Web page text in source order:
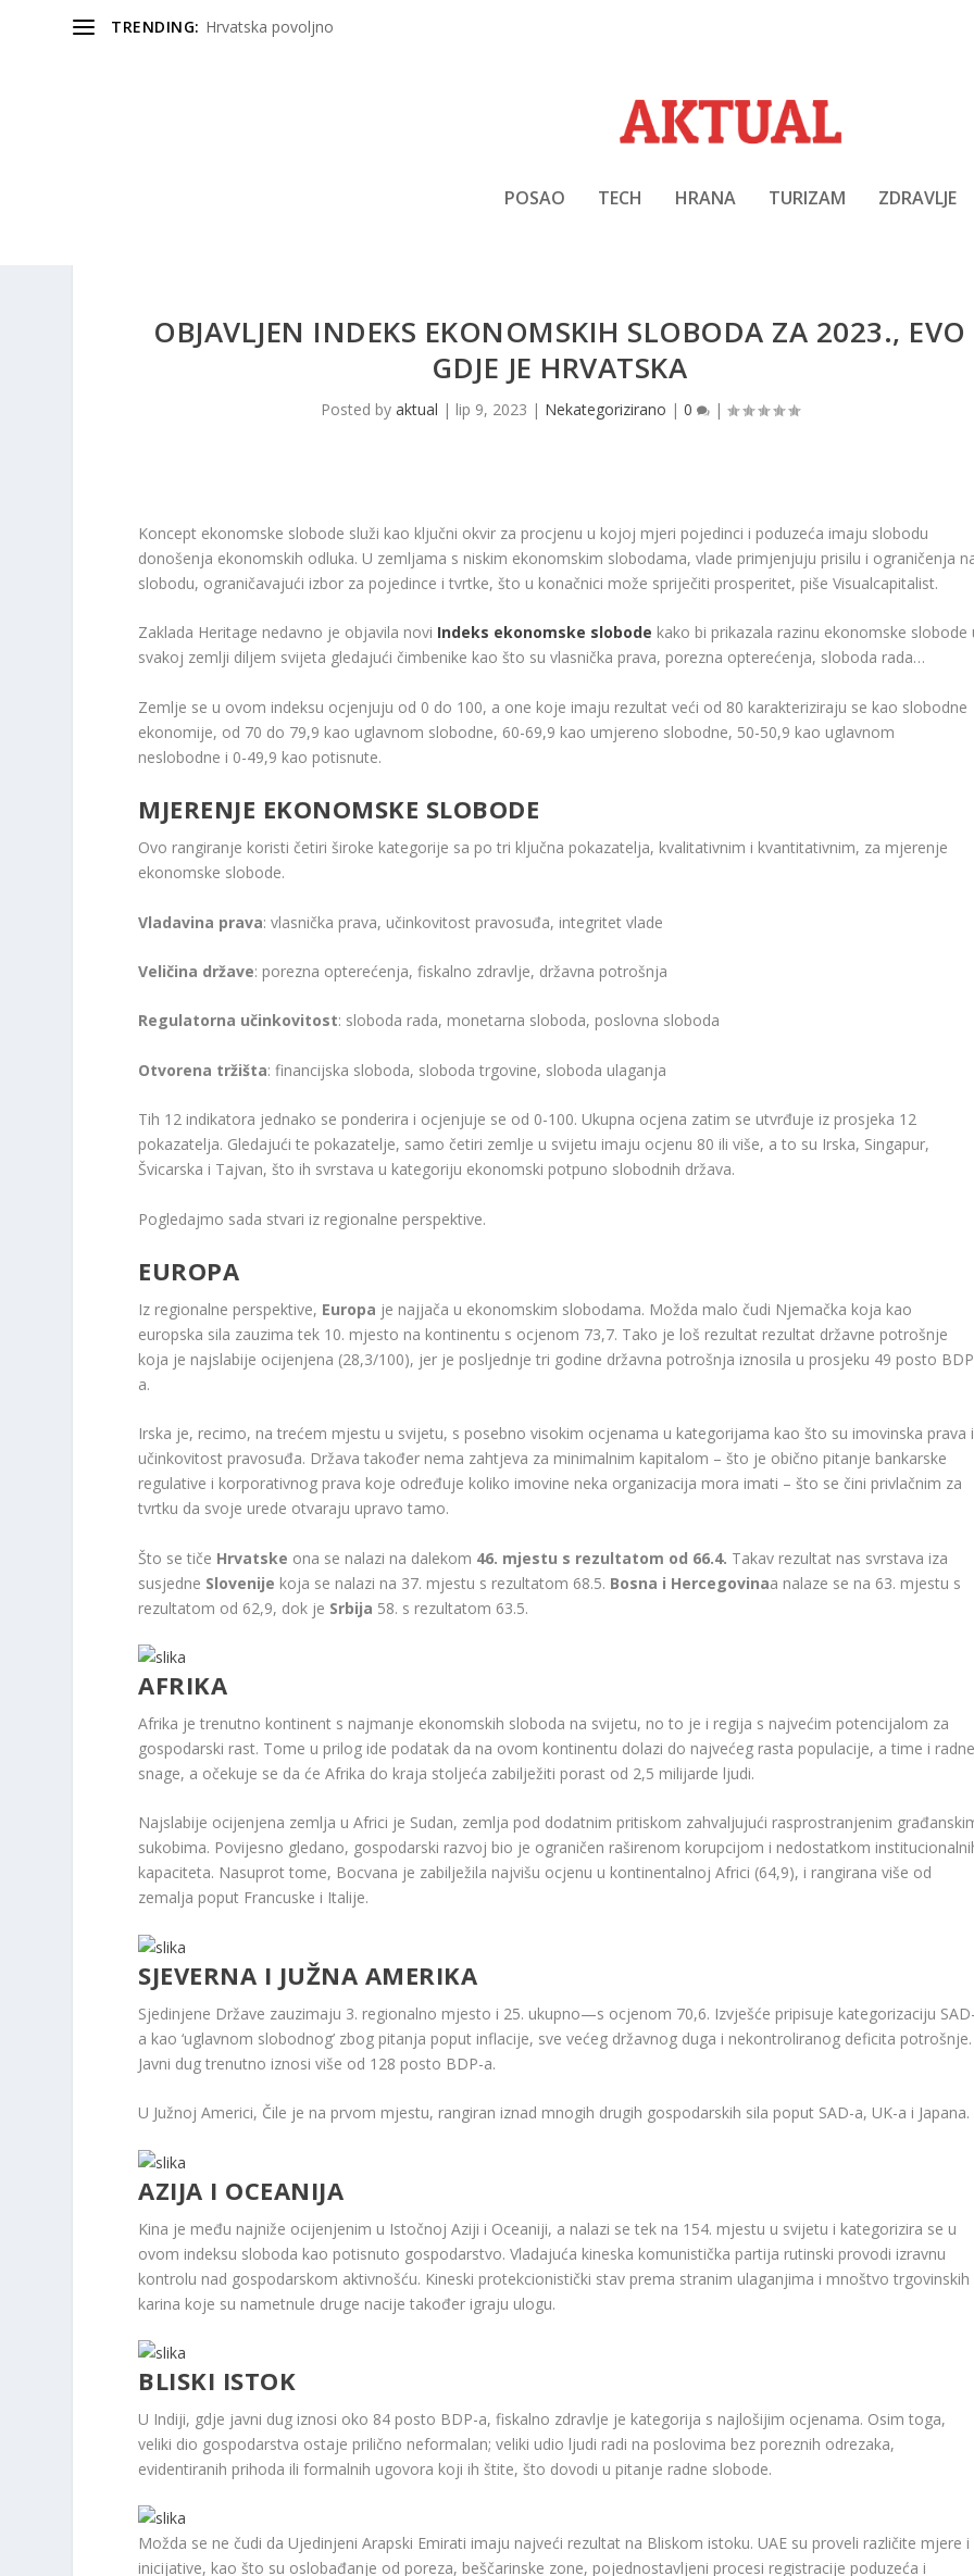
TRENDING: Hrvatska povoljno
POSAO TECH HRANA TURIZAM ZDRAVLJE
OBJAVLJEN INDEKS EKONOMSKIH SLOBODA ZA 2023., EVO
GDJE JE HRVATSKA
Posted by aktual | lip 9, 2023 | Nekategorizirano | 0 |
Koncept ekonomske slobode služi kao ključni okvir za procjenu u kojoj mjeri pojedinci i poduzeća imaju slobodu
donošenja ekonomskih odluka. U zemljama s niskim ekonomskim slobodama, vlade primjenjuju prisilu i ograničenja
slobodu, ograničavajući izbor za pojedince i tvrtke, što u konačnici može spriječiti prosperitet, piše Visualcapitalist.
Zaklada Heritage nedavno je objavila novi Indeks ekonomske slobode kako bi prikazala razinu ekonomske slobode
svakoj zemlji diljem svijeta gledajući čimbenike kao što su vlasnička prava, porezna opterećenja, sloboda rada…
Zemlje se u ovom indeksu ocjenjuju od 0 do 100, a one koje imaju rezultat veći od 80 karakteriziraju se kao slobodne
ekonomije, od 70 do 79,9 kao uglavnom slobodne, 60-69,9 kao umjereno slobodne, 50-50,9 kao uglavnom
neslobodne i 0-49,9 kao potisnute.
MJERENJE EKONOMSKE SLOBODE
Ovo rangiranje koristi četiri široke kategorije sa po tri ključna pokazatelja, kvalitativnim i kvantitativnim, za mjerenje
ekonomske slobode.
Vladavina prava: vlasnička prava, učinkovitost pravosuđa, integritet vlade
Veličina države: porezna opterećenja, fiskalno zdravlje, državna potrošnja
Regulatorna učinkovitost: sloboda rada, monetarna sloboda, poslovna sloboda
Otvorena tržišta: financijska sloboda, sloboda trgovine, sloboda ulaganja
Tih 12 indikatora jednako se ponderira i ocjenjuje se od 0-100. Ukupna ocjena zatim se utvrđuje iz prosjeka 12
pokazatelja. Gledajući te pokazatelje, samo četiri zemlje u svijetu imaju ocjenu 80 ili više, a to su Irska, Singapur,
Švicarska i Tajvan, što ih svrstava u kategoriju ekonomski potpuno slobodnih država.
Pogledajmo sada stvari iz regionalne perspektive.
EUROPA
Iz regionalne perspektive, Europa je najjača u ekonomskim slobodama. Možda malo čudi Njemačka koja kao
europska sila zauzima tek 10. mjesto na kontinentu s ocjenom 73,7. Tako je loš rezultat rezultat državne potrošnje
koja je najslabije ocijenjena (28,3/100), jer je posljednje tri godine državna potrošnja iznosila u prosjeku 49 posto
a.
Irska je, recimo, na trećem mjestu u svijetu, s posebno visokim ocjenama u kategorijama kao što su imovinska prava i
učinkovitost pravosuđa. Država također nema zahtjeva za minimalnim kapitalom – što je obično pitanje bankarske
regulative i korporativnog prava koje određuje koliko imovine neka organizacija mora imati – što se čini privlačnim za
tvrtku da svoje urede otvaraju upravo tamo.
Što se tiče Hrvatske ona se nalazi na dalekom 46. ​​mjestu s rezultatom od 66.4. Takav rezultat nas svrstava iza
susjedne Slovenije koja se nalazi na 37. mjestu s rezultatom 68.5. Bosna i Hercegovinaa nalaze se na 63. mjestu s
rezultatom od 62,9, dok je Srbija 58. s rezultatom 63.5.
AFRIKA
Afrika je trenutno kontinent s najmanje ekonomskih sloboda na svijetu, no to je i regija s najvećim potencijalom za
gospodarski rast. Tome u prilog ide podatak da na ovom kontinentu dolazi do najvećeg rasta populacije, a time i
snage, a očekuje se da će Afrika do kraja stoljeća zabilježiti porast od 2,5 milijarde ljudi.
Najslabije ocijenjena zemlja u Africi je Sudan, zemlja pod dodatnim pritiskom zahvaljujući rasprostranjenim
sukobima. Povijesno gledano, gospodarski razvoj bio je ograničen raširenom korupcijom i nedostatkom
kapaciteta. Nasuprot tome, Bocvana je zabilježila najvišu ocjenu u kontinentalnoj Africi (64,9), i rangirana više od
zemalja poput Francuske i Italije.
SJEVERNA I JUŽNA AMERIKA
Sjedinjene Države zauzimaju 3. regionalno mjesto i 25. ukupno—s ocjenom 70,6. Izvješće pripisuje kategorizaciju
a kao ‘uglavnom slobodnog’ zbog pitanja poput inflacije, sve većeg državnog duga i nekontroliranog deficita potrošnje.
Javni dug trenutno iznosi više od 128 posto BDP-a.
U Južnoj Americi, Čile je na prvom mjestu, rangiran iznad mnogih drugih gospodarskih sila poput SAD-a, UK-a i Japana.
AZIJA I OCEANIJA
Kina je među najniže ocijenjenim u Istočnoj Aziji i Oceaniji, a nalazi se tek na 154. mjestu u svijetu i kategorizira se u
ovom indeksu sloboda kao potisnuto gospodarstvo. Vladajuća kineska komunistička partija rutinski provodi izravnu
kontrolu nad gospodarskom aktivnošću. Kineski protekcionistički stav prema stranim ulaganjima i mnoštvo trgovinskih
karina koje su nametnule druge nacije također igraju ulogu.
BLISKI ISTOK
U Indiji, gdje javni dug iznosi oko 84 posto BDP-a, fiskalno zdravlje je kategorija s najlošijim ocjenama. Osim toga,
veliki dio gospodarstva ostaje prilično neformalan; veliki udio ljudi radi na poslovima bez poreznih odrezaka,
evidentiranih prihoda ili formalnih ugovora koji ih štite, što dovodi u pitanje radne slobode.
Možda se ne čudi da Ujedinjeni Arapski Emirati imaju najveći rezultat na Bliskom istoku. UAE su proveli različite mjere i
inicijative, kao što su oslobađanje od poreza, beščarinske zone, pojednostavljeni procesi registracije poduzeća i